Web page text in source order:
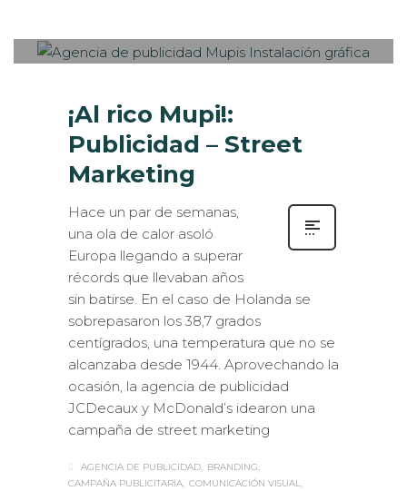
¡Al rico Mupi!:
Publicidad – Street
Marketing
Hace un par de semanas,
una ola de calor asoló
Europa llegando a superar
récords que llevaban años
sin batirse. En el caso de Holanda se
sobrepasaron los 38,7 grados
centígrados, una temperatura que no se
alcanzaba desde 1944. Aprovechando la
ocasión, la agencia de publicidad
JCDecaux y McDonald’s idearon una
campaña de street marketing
AGENCIA DE PUBLICIDAD
BRANDING
CAMPAÑA PUBLICITARIA COMUNICACIÓN VISUAL